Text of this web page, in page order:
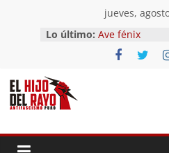
contenido
jueves,
Lo último: Ave fénix
¿Dios no
First Time